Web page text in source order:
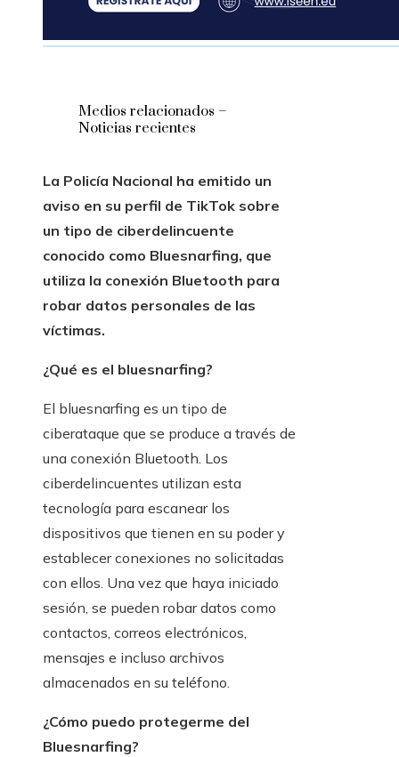
Medios relacionados –
Noticias recientes
La Policía Nacional ha emitido un
aviso en su perfil de TikTok sobre
un tipo de ciberdelincuente
conocido como Bluesnarfing, que
utiliza la conexión Bluetooth para
robar datos personales de las
víctimas.
¿Qué es el bluesnarfing?
El bluesnarfing es un tipo de
ciberataque que se produce a través de
una conexión Bluetooth. Los
ciberdelincuentes utilizan esta
tecnología para escanear los
dispositivos que tienen en su poder y
establecer conexiones no solicitadas
con ellos. Una vez que haya iniciado
sesión, se pueden robar datos como
contactos, correos electrónicos,
mensajes e incluso archivos
almacenados en su teléfono.
¿Cómo puedo protegerme del
Bluesnarfing?